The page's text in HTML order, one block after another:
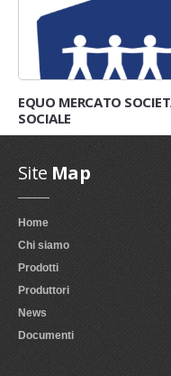
EQUO MERCATO
SOCIALE
Site Map
Home
Chi siamo
Prodotti
Produttori
News
Documenti